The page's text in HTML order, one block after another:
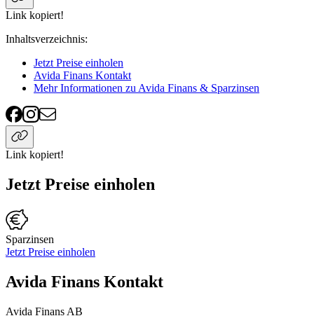
Link kopiert!
Inhaltsverzeichnis:
Jetzt Preise einholen
Avida Finans Kontakt
Mehr Informationen zu Avida Finans & Sparzinsen
Link kopiert!
Jetzt Preise einholen
Sparzinsen
Jetzt Preise einholen
Avida Finans Kontakt
Avida Finans AB